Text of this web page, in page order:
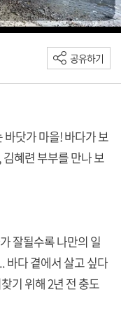
공유하기
닷가 마을! 바다가 보
혜련 부부를 만나 보
잘될수록 나만의 일
바다 곁에서 살고 싶다
기 위해 2년 전 충도